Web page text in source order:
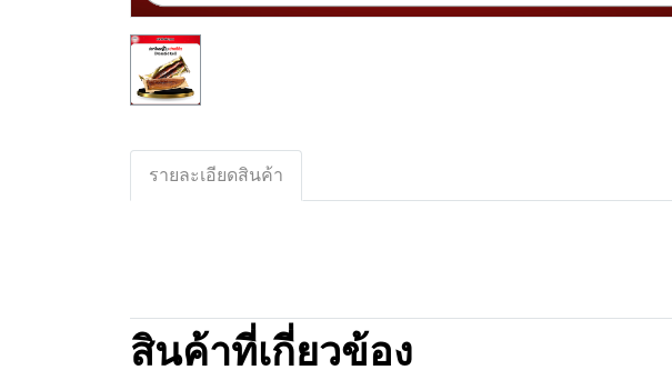
รายละเอียดสินค้า
สินค้าที่เกี่ยวข้อง